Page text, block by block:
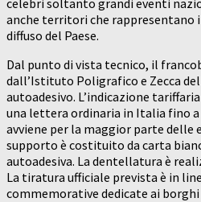
celebri soltanto grandi eventi
anche territori che
diffuso del Paese.
Dal punto di vista tecnico, il
dall’Istituto Poligrafico e Zecca
autoadesivo. L’indicazione tariffaria
una lettera ordinaria in Italia fino a
avviene per la maggior parte delle
supporto è costituito da carta
autoadesiva. La dentellatura è
La tiratura ufficiale prevista è in
commemorative dedicate ai